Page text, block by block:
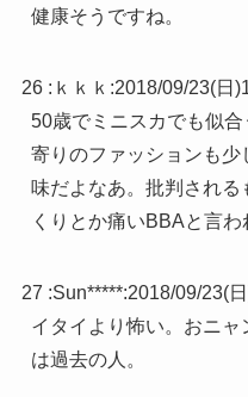
健康そうですね。
26 : ｋｋｋ :2018/09/23(日
50歳でミニスカでも似
寄りのファッションも
味だよなあ。批判され
くりとか痛いBBAと言わ
27 :Sun*****:2018/09/23(
イタイより怖い。おニ
は過去の人。